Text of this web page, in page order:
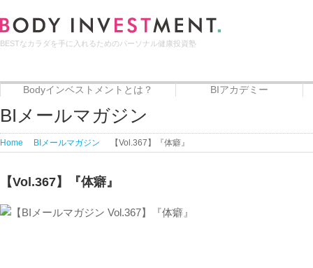
BESTなカラダを手に入れるためのパーソナル健康投資塾
Bodyインベストメントとは？
BIアカデミー
BIメールマガジン
Home BIメールマガジン 【Vol.367】『体癖』
【Vol.367】『体癖』